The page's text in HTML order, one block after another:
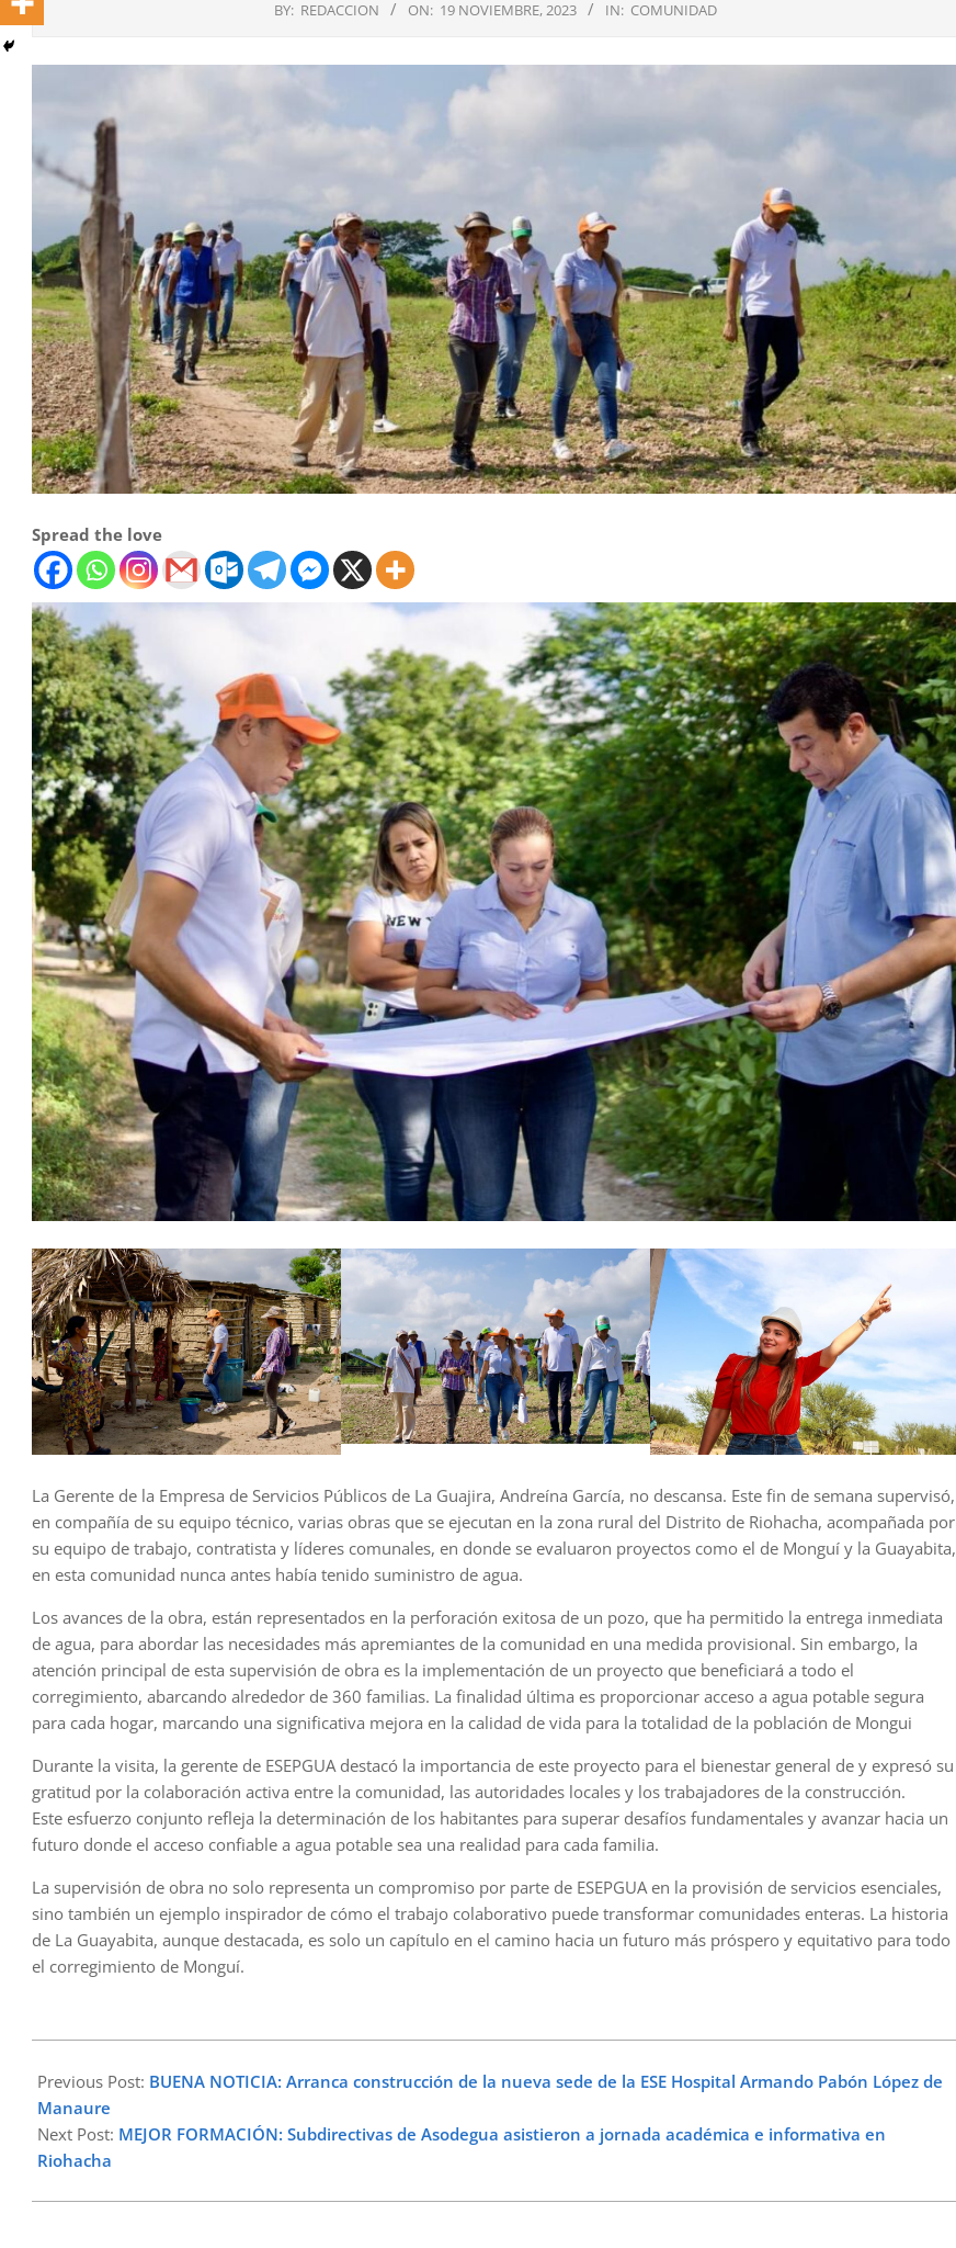
BY: REDACCION ON: 19 NOVIEMBRE, 2023 IN: COMUNIDAD
Spread the love
La Gerente de la Empresa de Servicios Públicos de La Guajira, Andreína García, no descansa. Este fin de semana supervisó,
en compañía de su equipo técnico, varias obras que se ejecutan en la zona rural del Distrito de Riohacha, acompañada por
su equipo de trabajo, contratista y líderes comunales, en donde se evaluaron proyectos como el de Monguí y la Guayabita,
en esta comunidad nunca antes había tenido suministro de agua.
Los avances de la obra, están representados en la perforación exitosa de un pozo, que ha permitido la entrega inmediata
de agua, para abordar las necesidades más apremiantes de la comunidad en una medida provisional. Sin embargo, la
atención principal de esta supervisión de obra es la implementación de un proyecto que beneficiará a todo el
corregimiento, abarcando alrededor de 360 familias. La finalidad última es proporcionar acceso a agua potable segura
para cada hogar, marcando una significativa mejora en la calidad de vida para la totalidad de la población de Mongui
Durante la visita, la gerente de ESEPGUA destacó la importancia de este proyecto para el bienestar general de y expresó su
gratitud por la colaboración activa entre la comunidad, las autoridades locales y los trabajadores de la construcción.
Este esfuerzo conjunto refleja la determinación de los habitantes para superar desafíos fundamentales y avanzar hacia un
futuro donde el acceso confiable a agua potable sea una realidad para cada familia.
La supervisión de obra no solo representa un compromiso por parte de ESEPGUA en la provisión de servicios esenciales,
sino también un ejemplo inspirador de cómo el trabajo colaborativo puede transformar comunidades enteras. La historia
de La Guayabita, aunque destacada, es solo un capítulo en el camino hacia un futuro más próspero y equitativo para todo
el corregimiento de Monguí.
11-
19
Previous Post: BUENA NOTICIA: Arranca construcción de la nueva sede de la ESE Hospital Armando Pabón López de
Manaure
Next Post: MEJOR FORMACIÓN: Subdirectivas de Asodegua asistieron a jornada académica e informativa en
Riohacha